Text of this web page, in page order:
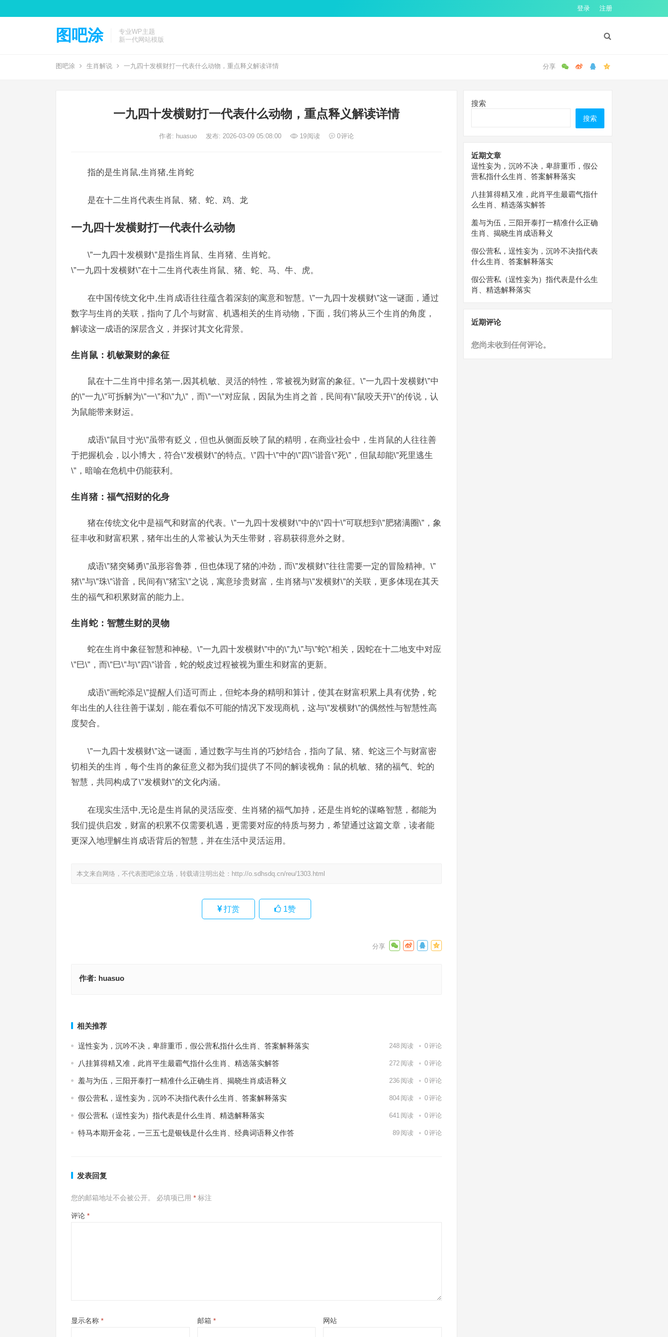
登录 注册
图吧涂
专业WP主题
新一代网站模版
图吧涂 生肖解说 一九四十发横财打一代表什么动物，重点释义解读详情
一九四十发横财打一代表什么动物，重点释义解读详情
作者: huasuo 发布: 2026-03-09 05:08:00 19阅读 0评论
指的是生肖鼠,生肖猪,生肖蛇
是在十二生肖代表生肖鼠、猪、蛇、鸡、龙
一九四十发横财打一代表什么动物
\”一九四十发横财\”是指生肖鼠、生肖猪、生肖蛇。
\”一九四十发横财\”在十二生肖代表生肖鼠、猪、蛇、马、牛、虎。
在中国传统文化中,生肖成语往往蕴含着深刻的寓意和智慧。\”一九四十发横财\”这一谜面，通过
数字与生肖的关联，指向了几个与财富、机遇相关的生肖动物，下面，我们将从三个生肖的角度，
解读这一成语的深层含义，并探讨其文化背景。
生肖鼠：机敏聚财的象征
鼠在十二生肖中排名第一,因其机敏、灵活的特性，常被视为财富的象征。\”一九四十发横财\”中
的\”一九\”可拆解为\”一\”和\”九\”，而\”一\”对应鼠，因鼠为生肖之首，民间有\”鼠咬天开\”的传说，认
为鼠能带来财运。
成语\”鼠目寸光\”虽带有贬义，但也从侧面反映了鼠的精明，在商业社会中，生肖鼠的人往往善
于把握机会，以小博大，符合\”发横财\”的特点。\”四十\”中的\”四\”谐音\”死\”，但鼠却能\”死里逃生
\”，暗喻在危机中仍能获利。
生肖猪：福气招财的化身
猪在传统文化中是福气和财富的代表。\”一九四十发横财\”中的\”四十\”可联想到\”肥猪满圈\”，象
征丰收和财富积累，猪年出生的人常被认为天生带财，容易获得意外之财。
成语\”猪突豨勇\”虽形容鲁莽，但也体现了猪的冲劲，而\”发横财\”往往需要一定的冒险精神。\”
猪\”与\”珠\”谐音，民间有\”猪宝\”之说，寓意珍贵财富，生肖猪与\”发横财\”的关联，更多体现在其天
生的福气和积累财富的能力上。
生肖蛇：智慧生财的灵物
蛇在生肖中象征智慧和神秘。\”一九四十发横财\”中的\”九\”与\”蛇\”相关，因蛇在十二地支中对应
\”巳\”，而\”巳\”与\”四\”谐音，蛇的蜕皮过程被视为重生和财富的更新。
成语\”画蛇添足\”提醒人们适可而止，但蛇本身的精明和算计，使其在财富积累上具有优势，蛇
年出生的人往往善于谋划，能在看似不可能的情况下发现商机，这与\”发横财\”的偶然性与智慧性高
度契合。
\”一九四十发横财\”这一谜面，通过数字与生肖的巧妙结合，指向了鼠、猪、蛇这三个与财富密
切相关的生肖，每个生肖的象征意义都为我们提供了不同的解读视角：鼠的机敏、猪的福气、蛇的
智慧，共同构成了\”发横财\”的文化内涵。
在现实生活中,无论是生肖鼠的灵活应变、生肖猪的福气加持，还是生肖蛇的谋略智慧，都能为
我们提供启发，财富的积累不仅需要机遇，更需要对应的特质与努力，希望通过这篇文章，读者能
更深入地理解生肖成语背后的智慧，并在生活中灵活运用。
本文来自网络，不代表图吧涂立场，转载请注明出处： http://o.sdhsdq.cn/reu/1303.html
打赏 1赞
作者: huasuo
相关推荐
逞性妄为，沉吟不决，卑辞重币，假公营私指什么生肖、答案解释落实 248 阅读 0评论
八挂算得精又准，此肖平生最霸气指什么生肖、精选落实解答 272 阅读 0评论
羞与为伍，三阳开泰打一精准什么正确生肖、揭晓生肖成语释义 236 阅读 0评论
假公营私，逞性妄为，沉吟不决指代表什么生肖、答案解释落实 804 阅读 0评论
假公营私（逞性妄为）指代表是什么生肖、精选解释落实 641 阅读 0评论
特马本期开金花，一三五七是银钱是什么生肖、经典词语释义作答 89 阅读 0评论
发表回复
您的邮箱地址不会被公开。 必填项已用 * 标注
评论 *
显示名称 * 邮箱 * 网站
搜索
搜索
近期文章
逞性妄为，沉吟不决，卑辞重币，假公
营私指什么生肖、答案解释落实
八挂算得精又准，此肖平生最霸气指什
么生肖、精选落实解答
羞与为伍，三阳开泰打一精准什么正确
生肖、揭晓生肖成语释义
假公营私，逞性妄为，沉吟不决指代表
什么生肖、答案解释落实
假公营私（逞性妄为）指代表是什么生
肖、精选解释落实
近期评论
您尚未收到任何评论。